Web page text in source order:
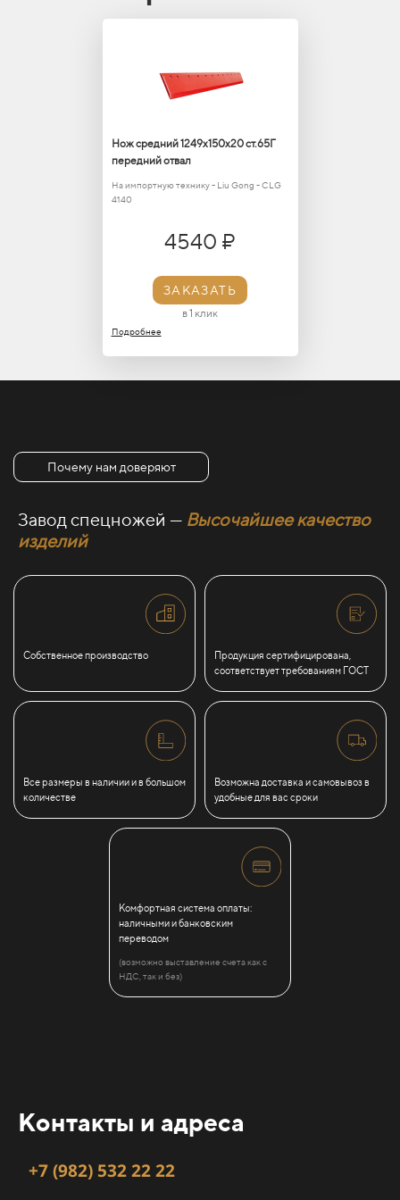
Нож средний 1249х150х20 ст.65Г
передний отвал
На импортную технику - Liu Gong - СLG
4140
4540 ₽
ЗАКАЗАТЬ
в 1 клик
Подробнее
Почему нам доверяют
Завод спецножей — Высочайшее качество
изделий
Собственное производство
Продукция сертифицирована,
соответствует требованиям ГОСТ
Все размеры в наличии и в большом
количестве
Возможна доставка и самовывоз в
удобные для вас сроки
Комфортная система оплаты:
наличными и банковским
переводом
(возможно выставление счета как с
НДС, так и без)
Контакты и адреса
+7 (982) 532 22 22